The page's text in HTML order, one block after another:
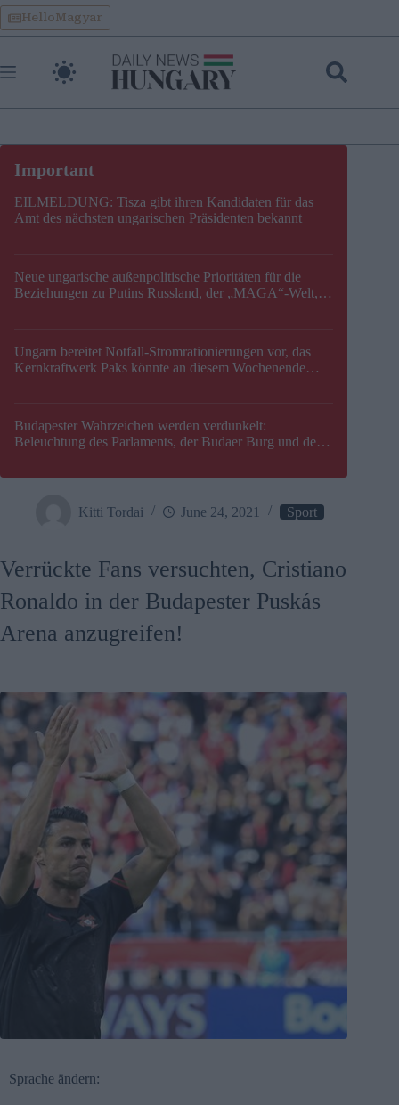
Skip
to
content
HelloMagyar
EILMELDUNG: Tisza gibt ihren Kandidaten für das
Amt des nächsten ungarischen Präsidenten bekannt
Neue ungarische außenpolitische Prioritäten für die
Beziehungen zu Putins Russland, der „MAGA“-Welt,
Ungarn bereitet Notfall-Stromrationierungen vor, das
Kernkraftwerk Paks könnte an diesem Wochenende
Budapester Wahrzeichen werden verdunkelt:
Beleuchtung des Parlaments, der Budaer Burg und der
Kitti Tordai June 24, 2021 Sport
Verrückte Fans versuchten, Cristiano
Ronaldo in der Budapester Puskás
Arena anzugreifen!
Sprache ändern: